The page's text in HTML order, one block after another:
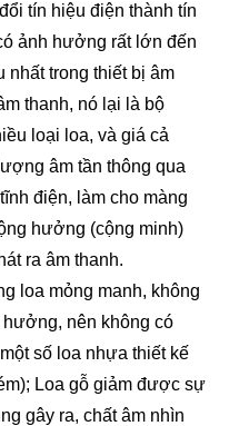
tín hiệu điện thành tín
ảnh hưởng rất lớn đến
nhất trong thiết bị âm
thanh, nó lại là bộ
loại loa, và giá cả
âm tần thông qua
điện, làm cho màng
hưởng (cộng minh)
ra âm thanh.
mỏng manh, không
nên không có
số loa nhựa thiết kế
Loa gỗ giảm được sự
gây ra, chất âm nhìn